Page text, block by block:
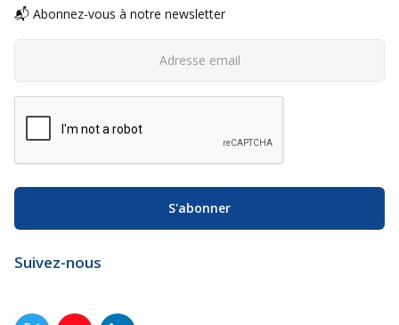
📬 Abonnez-vous à notre newsletter
Suivez-nous